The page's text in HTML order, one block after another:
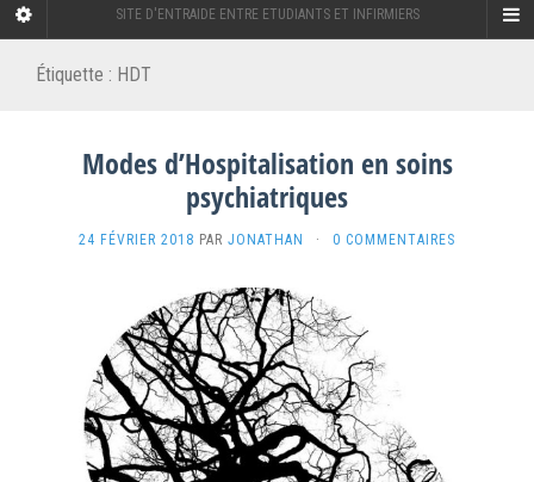
SITE D'ENTRAIDE ENTRE ETUDIANTS ET INFIRMIERS
Étiquette : HDT
Modes d’Hospitalisation en soins
psychiatriques
24 FÉVRIER 2018 PAR JONATHAN · 0 COMMENTAIRES